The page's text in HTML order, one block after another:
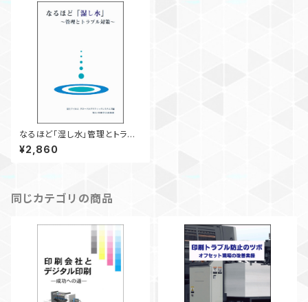
なるほど「湿し水」管理とトラブ
ル対策
¥2,860
同じカテゴリの商品